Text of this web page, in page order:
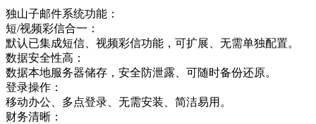
独山子邮件系统功能：
短/视频彩信合一：
默认已集成短信、视频彩信功能，可扩展、无需单独配置。
数据安全性高：
数据本地服务器储存，安全防泄露、可随时备份还原。
登录操作：
移动办公、多点登录、无需安装、简洁易用。
财务清晰：